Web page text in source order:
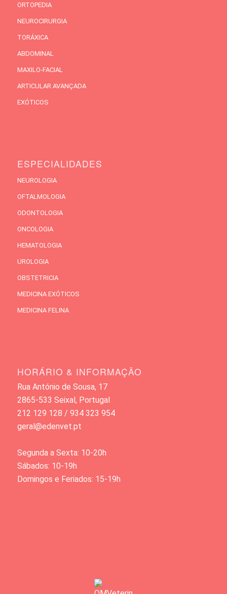
ORTOPEDIA
NEUROCIRURGIA
TORÁXICA
ABDOMINAL
MAXILO-FACIAL
ARTICULAR AVANÇADA
EXÓTICOS
ESPECIALIDADES
NEUROLOGIA
OFTALMOLOGIA
ODONTOLOGIA
ONCOLOGIA
HEMATOLOGIA
UROLOGIA
OBSTETRICIA
MEDICINA EXÓTICOS
MEDICINA FELINA
HORÁRIO & INFORMAÇÃO
Rua António de Sousa, 17
2865-533 Seixal, Portugal
212 129 128 / 934 323 954
geral@edenvet.pt
Segunda a Sexta: 10-20h
Sábados: 10-19h
Domingos e Feriados: 15-19h